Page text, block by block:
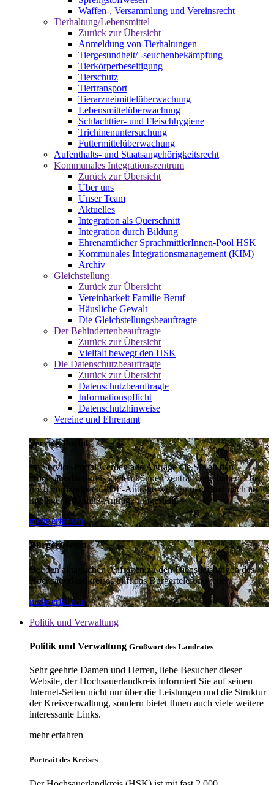
Waffen-, Versammlung und Vereinsrecht
Tierhaltung/Lebensmittel
Zurück zur Übersicht
Anmeldung von Tierhaltungen
Tiergesundheit/ -seuchenbekämpfung
Tierkörperbeseitigung
Tierschutz
Tiertransport
Tierarzneimittelüberwachung
Lebensmittelüberwachung
Schlachttier- und Fleischhygiene
Trichinenuntersuchung
Futtermittelüberwachung
Aufenthalts- und Staatsangehörigkeitsrecht
Kommunales Integrationszentrum
Zurück zur Übersicht
Über uns
Unser Team
Aktuelles
Integration als Querschnitt
Integration durch Bildung
Ehrenamtlicher SprachmittlerInnen-Pool HSK
Kommunales Integrationsmanagement (KIM)
Archiv
Gleichstellung
Zurück zur Übersicht
Vereinbarkeit Familie Beruf
Häusliche Gewalt
Die Gleichstellungsbeauftragte
Der Behindertenbeauftragte
Zurück zur Übersicht
Vielfalt bewegt den HSK
Die Datenschutzbeauftragte
Zurück zur Übersicht
Datenschutzbeauftragte
Informationspflicht
Datenschutzhinweise
Vereine und Ehrenamt
Service-Portal
Im Service-Portal werden alle Anträge die Sie an den
Hochsauerlandkreis stellen können zentral vorgehalten. Die
noch vorhandenen PDF-Anträge werden nach und nach auf
intelligente Online-Anträge umgestellt.
mehr erfahren
Bürgertelefon
Bei den alltäglichen Anfragen zu den Dienstleistungen des
Hochsauerlandkreises hilft das Bürgertelefon weiter.
mehr erfahren
Politik und Verwaltung
Politik und Verwaltung Grußwort des Landrates
Sehr geehrte Damen und Herren, liebe Besucher dieser
Website, der Hochsauerlandkreis informiert Sie auf seinen
Internet-Seiten nicht nur über die Leistungen und die Struktur
der Kreisverwaltung, sondern bietet Ihnen auch viele weitere
interessante Links.
mehr erfahren
Portrait des Kreises